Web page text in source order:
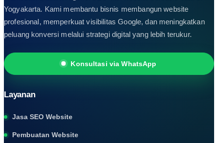
Yogyakarta. Kami membantu bisnis membangun website
profesional, memperkuat visibilitas Google, dan meningkatkan
peluang konversi melalui strategi digital yang lebih terukur.
Konsultasi via WhatsApp
Layanan
Jasa SEO Website
Pembuatan Website